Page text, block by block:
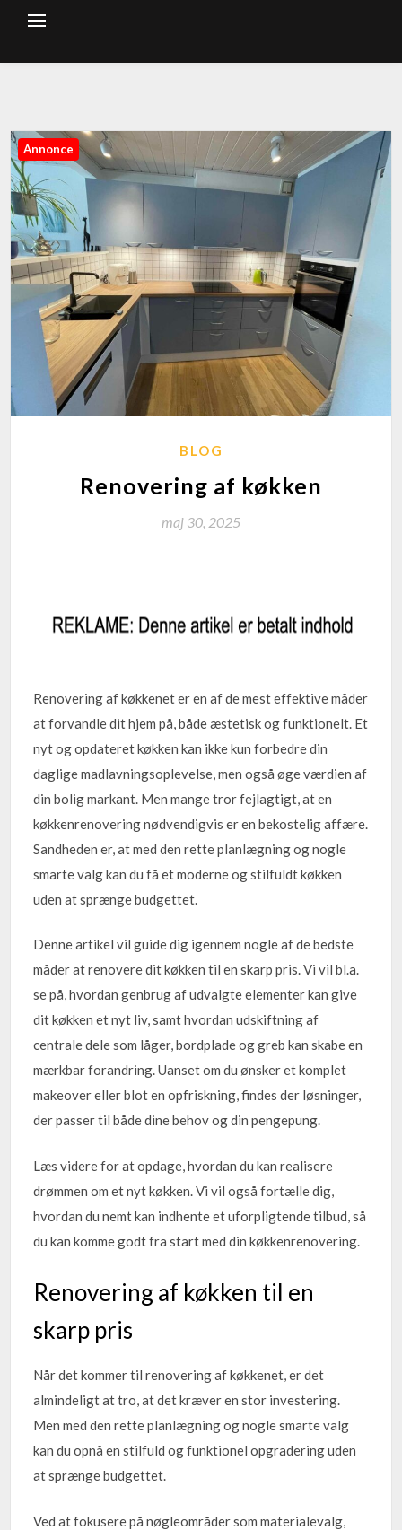
Annonce
BLOG
Renovering af køkken
maj 30, 2025
Renovering af køkkenet er en af de mest effektive måder
at forvandle dit hjem på, både æstetisk og funktionelt. Et
nyt og opdateret køkken kan ikke kun forbedre din
daglige madlavningsoplevelse, men også øge værdien af
din bolig markant. Men mange tror fejlagtigt, at en
køkkenrenovering nødvendigvis er en bekostelig affære.
Sandheden er, at med den rette planlægning og nogle
smarte valg kan du få et moderne og stilfuldt køkken
uden at sprænge budgettet.
Denne artikel vil guide dig igennem nogle af de bedste
måder at renovere dit køkken til en skarp pris. Vi vil bl.a.
se på, hvordan genbrug af udvalgte elementer kan give
dit køkken et nyt liv, samt hvordan udskiftning af
centrale dele som låger, bordplade og greb kan skabe en
mærkbar forandring. Uanset om du ønsker et komplet
makeover eller blot en opfriskning, findes der løsninger,
der passer til både dine behov og din pengepung.
Læs videre for at opdage, hvordan du kan realisere
drømmen om et nyt køkken. Vi vil også fortælle dig,
hvordan du nemt kan indhente et uforpligtende tilbud, så
du kan komme godt fra start med din køkkenrenovering.
Renovering af køkken til en
skarp pris
Når det kommer til renovering af køkkenet, er det
almindeligt at tro, at det kræver en stor investering.
Men med den rette planlægning og nogle smarte valg
kan du opnå en stilfuld og funktionel opgradering uden
at sprænge budgettet.
Ved at fokusere på nøgleområder som materialevalg,